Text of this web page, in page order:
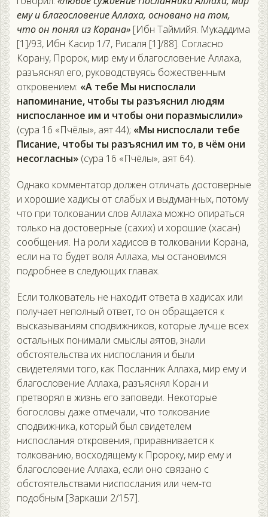
ему и благословение Аллаха, основано на том,
что он понял из Корана» [Ибн Таймийя. Мукаддима
[1]/93, Ибн Касир 1/7, Рисаля [1]/88]. Согласно
Корану, Пророк, мир ему и благословение Аллаха,
разъяснял его, руководствуясь божественным
откровением: «А тебе Мы ниспослали
напоминание, чтобы ты разъяснил людям
ниспосланное им и чтобы они поразмыслили»
(сура 16 «Пчёлы», аят 44); «Мы ниспослали тебе
Писание, чтобы ты разъяснил им то, в чём они
несогласны» (сура 16 «Пчёлы», аят 64).
Однако комментатор должен отличать достоверные
и хорошие хадисы от слабых и выдуманных, потому
что при толковании слов Аллаха можно опираться
только на достоверные (сахих) и хорошие (хасан)
сообщения. На роли хадисов в толковании Корана,
если на то будет воля Аллаха, мы остановимся
подробнее в следующих главах.
Если толкователь не находит ответа в хадисах или
получает неполный ответ, то он обращается к
высказываниям сподвижников, которые лучше всех
остальных понимали смыслы аятов, знали
обстоятельства их ниспослания и были
свидетелями того, как Посланник Аллаха, мир ему и
благословение Аллаха, разъяснял Коран и
претворял в жизнь его заповеди. Некоторые
богословы даже отмечали, что толкование
сподвижника, который был свидетелем
ниспослания откровения, приравнивается к
толкованию, восходящему к Пророку, мир ему и
благословение Аллаха, если оно связано с
обстоятельствами ниспослания или чем-то
подобным [Заркаши 2/157].